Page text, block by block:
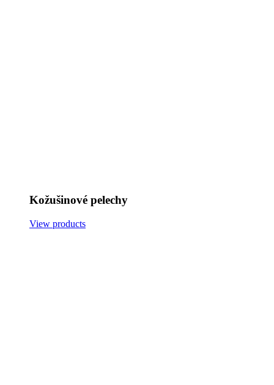
Kožušinové pelechy
View products